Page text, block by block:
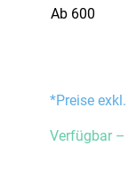
Ab 600
*Preise
Verfügbar –